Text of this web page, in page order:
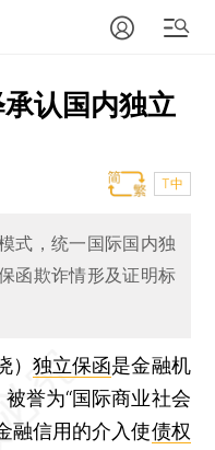
认国内独立
T中
式，统一国际国内独
函欺诈情形及证明标
独立保函是金融机
誉为“国际商业社会
融信用的介入使债权